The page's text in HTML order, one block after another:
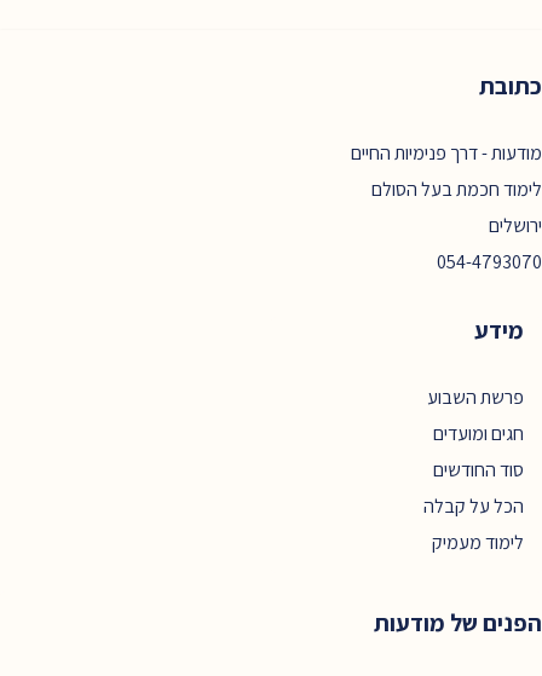
כתובת
מודעות - דרך פנימיות החיים
לימוד חכמת בעל הסולם
ירושלים
054-4793070
מידע
פרשת השבוע
חגים ומועדים
סוד החודשים
הכל על קבלה
לימוד מעמיק
הפנים של מודעות